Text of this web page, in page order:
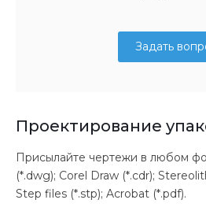
Задать
Проектирование
Присылайте чертежи в любом
(*.dwg); Corel Draw (*.cdr);
Step files (*.stp); Acrobat (*.pdf).